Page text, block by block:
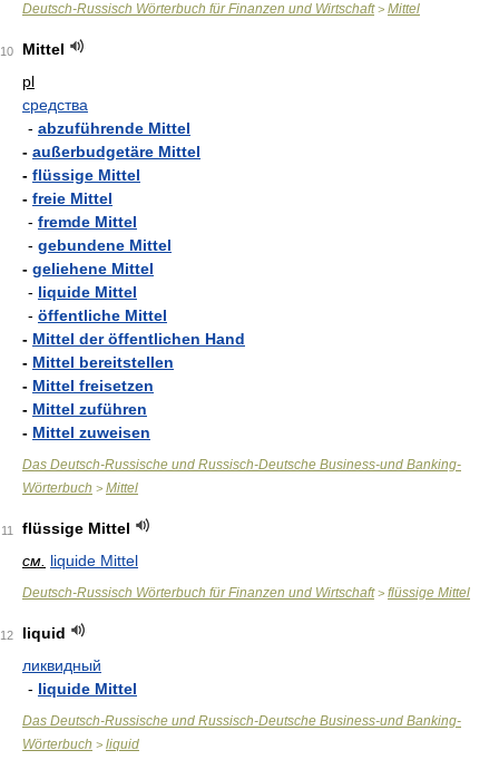
Deutsch-Russisch Wörterbuch für Finanzen und Wirtschaft> Mittel
10
Mittel
pl
средства
- abzuführende Mittel
- außerbudgetäre Mittel
- flüssige Mittel
- freie Mittel
- fremde Mittel
- gebundene Mittel
- geliehene Mittel
- liquide Mittel
- öffentliche Mittel
- Mittel der öffentlichen Hand
- Mittel bereitstellen
- Mittel freisetzen
- Mittel zuführen
- Mittel zuweisen
Das Deutsch-Russische und Russisch-Deutsche Business-und Banking-
Wörterbuch > Mittel
11
flüssige Mittel
см. liquide Mittel
Deutsch-Russisch Wörterbuch für Finanzen und Wirtschaft> flüssige Mittel
12
liquid
ликвидный
- liquide Mittel
Das Deutsch-Russische und Russisch-Deutsche Business-und Banking-
Wörterbuch > liquid